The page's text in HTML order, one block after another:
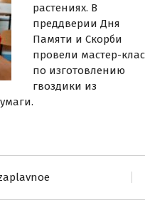
растениях. В
преддверии Дня
Памяти и Скорби
провели мастер-
по изготовлению
гвоздики из